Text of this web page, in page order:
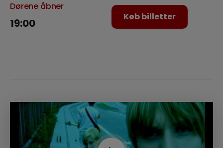
Dørene åbner
19:00 Køb billetter